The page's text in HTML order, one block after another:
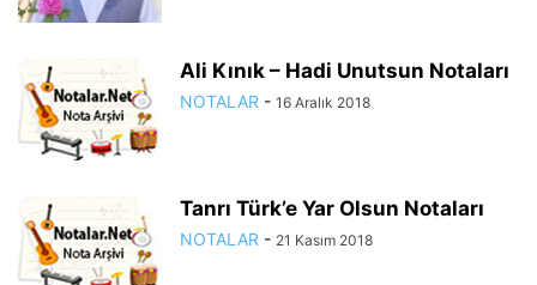
Ali Kınık – Hadi Unutsun Notaları
NOTALAR - 16 Aralık 2018
Tanrı Türk’e Yar Olsun Notaları
NOTALAR - 21 Kasım 2018